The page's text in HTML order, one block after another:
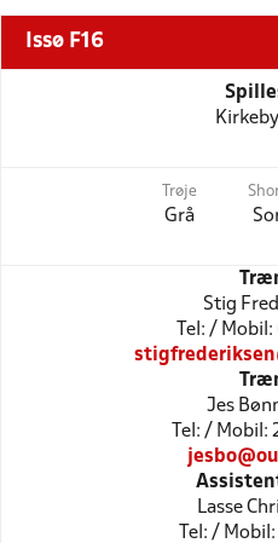
Issø F16
Trøje
Grå
Stig
Tel: /
Jes
Tel: / Mobil:
Lasse
Tel: /